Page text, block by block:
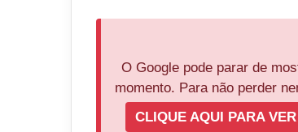
O Google pode parar de
momento. Para não perder
CLIQUE AQUI PARA